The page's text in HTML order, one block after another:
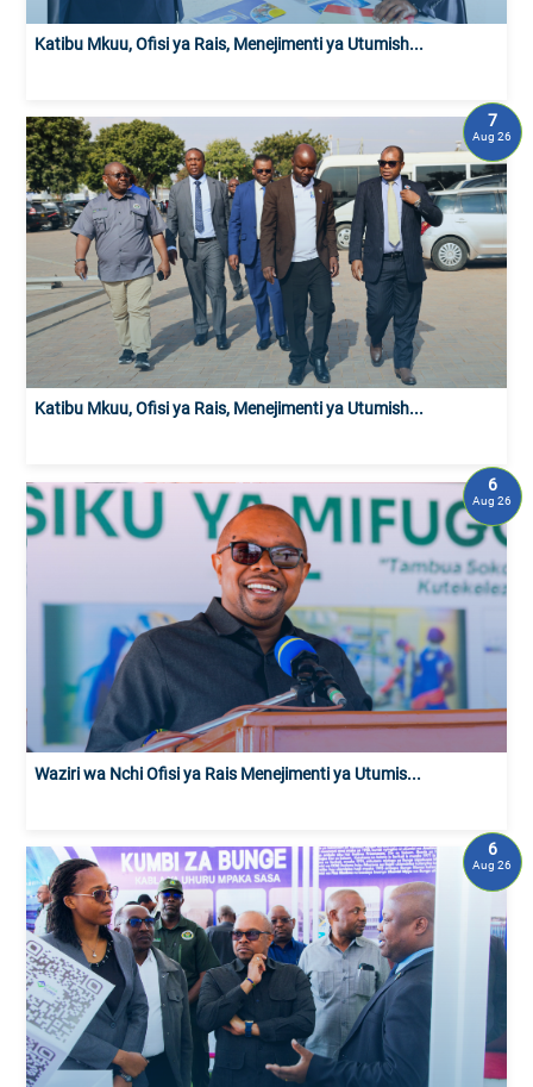
Katibu Mkuu, Ofisi ya Rais, Menejimenti ya Utumish...
Katibu Mkuu, Ofisi ya Rais, Menejimenti ya Utumish...
7
Aug 26
Waziri wa Nchi Ofisi ya Rais Menejimenti ya Utumis...
6
Aug 26
6
Aug 26